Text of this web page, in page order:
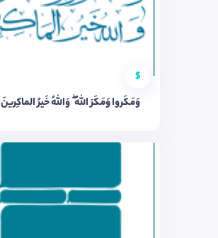
$
وَمَكَروا وَمَكَرَ اللَّهُ ۖ وَاللَّهُ خَيرُ الماكِرينَ